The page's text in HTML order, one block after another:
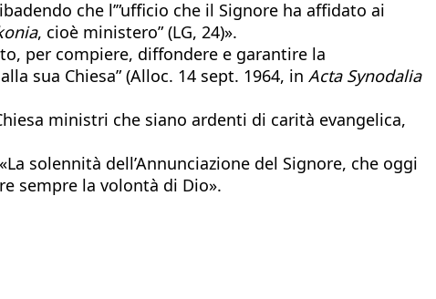
che l’”ufficio che il Signore ha affidato ai
, cioè ministero” (LG, 24)».
per compiere, diffondere e garantire la
sua Chiesa” (Alloc. 14 sept. 1964, in Acta Synodalia
ministri che siano ardenti di carità evangelica,
solennità dell’Annunciazione del Signore, che oggi
sempre la volontà di Dio».